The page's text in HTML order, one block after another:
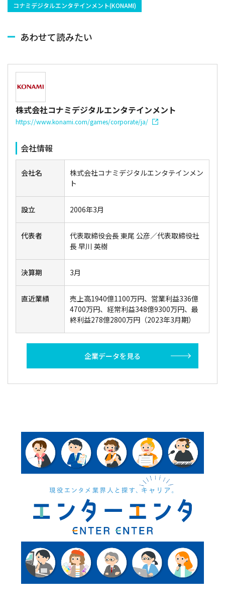
コナミデジタルエンタテインメント(KONAMI)
あわせて読みたい
株式会社コナミデジタルエンタテインメント
https://www.konami.com/games/corporate/ja/
会社情報
会社名
株式会社コナミデジタルエンタテインメン
ト
設立 2006年3月
代表者
代表取締役会長 東尾 公彦／代表取締役社
長 早川 英樹
決算期 3月
直近業績
売上高1940億1100万円、営業利益336億
4700万円、経常利益348億9300万円、最
終利益278億2800万円（2023年3月期）
企業データを見る